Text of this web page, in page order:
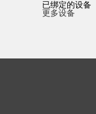
已绑定的设备
更多设备